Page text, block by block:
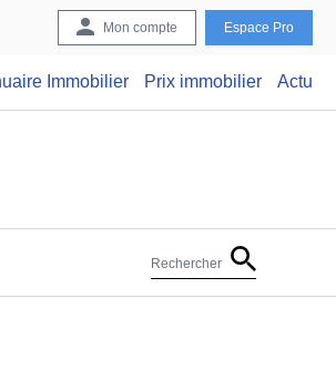
Mon compte Espace Pro
Immobilier Prix immobilier Actu
Rechercher